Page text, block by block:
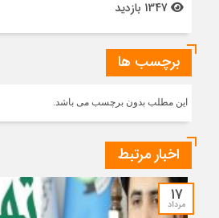
برچسب ها
این مطلب بدون برچسب می باشد.
اخبار مرتبط
۱۷
مرداد